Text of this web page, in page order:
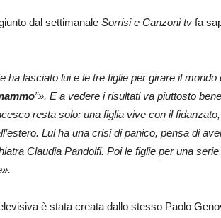
dal settimanale Sorrisi e Canzoni tv fa
ha lasciato lui e le tre figlie per girare il
”». E a vedere i risultati va piuttosto
resta solo: una figlia vive con il
Lui ha una crisi di panico, pensa di
Claudia Pandolfi. Poi le figlie per una
è stata creata dallo stesso Paolo